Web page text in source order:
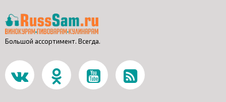
Большой ассортимент. Всегда.